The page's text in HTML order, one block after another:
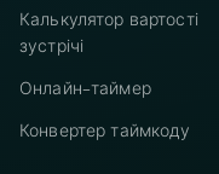
Калькулятор вартості
зустрічі
Онлайн-таймер
Конвертер таймкоду